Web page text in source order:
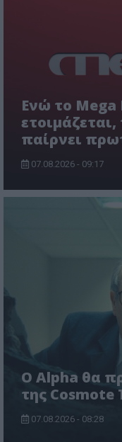
Ενώ το Mega
παίρνει
07.08.2026 - 09:17
Ο Alpha θα
της Cosmote
07.08.2026 - 08:28